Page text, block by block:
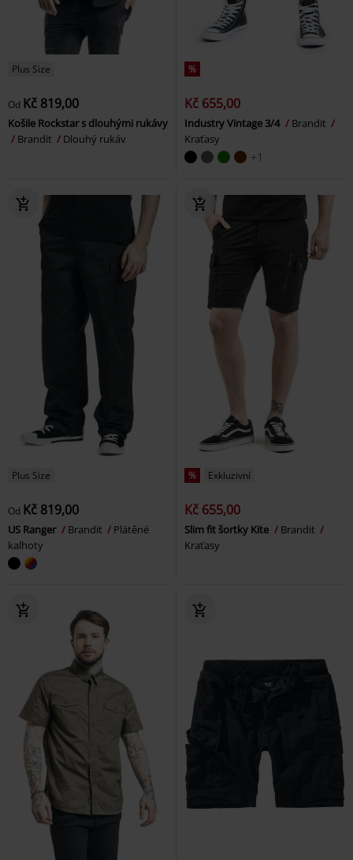
Plus Size
Od Kč 819,00
Košile Rockstar s dlouhými rukávy
Brandit
Dlouhý rukáv
%
Kč 655,00
Industry Vintage 3/4
Brandit
Kraťasy
+1
Plus Size
Od Kč 819,00
US Ranger Brandit
Plátěné
kalhoty
% Exkluzivní
Kč 655,00
Slim fit šortky Kite
Brandit
Kraťasy